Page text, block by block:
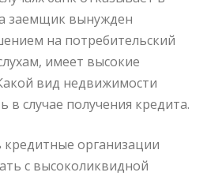
заемщик вынужден
на потребительский
имеет высокие
вид недвижимости
в случае получения кредита.
организации
с высоколиквидной